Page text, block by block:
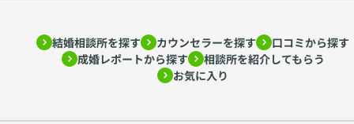
結婚相談所を探す カウンセラーを探す
口コミから探す
成婚レポートから探す
相談所を紹介してもらう
お気に入り